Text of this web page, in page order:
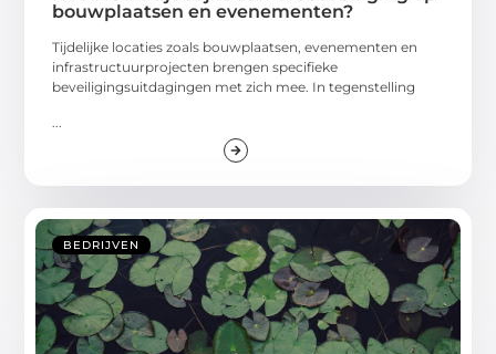
bouwplaatsen en evenementen?
Tijdelijke locaties zoals bouwplaatsen, evenementen en
infrastructuurprojecten brengen specifieke
beveiligingsuitdagingen met zich mee. In tegenstelling
BEDRIJVEN